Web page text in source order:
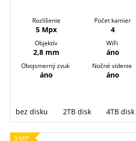
Rozlíšenie
5 Mpx
Počet kamier
4
Objektív
2,8 mm
WiFi
áno
Obojsmerný zvuk
áno
Nočné videnie
áno
bez disku 2TB disk 4TB disk
5 MP